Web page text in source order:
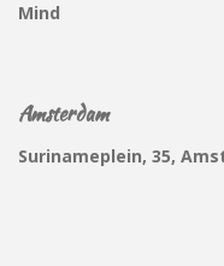
Mind
Amsterdam
Surinameplein, 35,